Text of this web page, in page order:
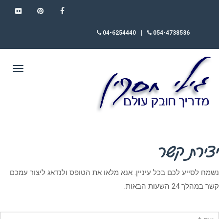
054-4738536
04-6254440
יצירת קשר
נשמח לסייע לכם בכל עיניין. אנא מלאו את הטופס ולנדאג ליצור עמכם
קשר במהלך 24 השעות הבאות.